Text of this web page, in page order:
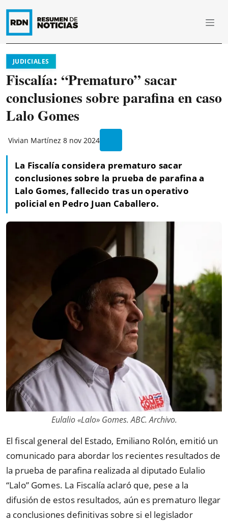
JUDICIALES
Fiscalía: “Prematuro” sacar
conclusiones sobre parafina en caso
Lalo Gomes
Vivian Martínez 8 nov 2024
La Fiscalía considera prematuro sacar
conclusiones sobre la prueba de parafina a
Lalo Gomes, fallecido tras un operativo
policial en Pedro Juan Caballero.
Eulalio «Lalo» Gomes. ABC. Archivo.
El fiscal general del Estado, Emiliano Rolón, emitió un
comunicado para abordar los recientes resultados de
la prueba de parafina realizada al diputado Eulalio
“Lalo” Gomes. La Fiscalía aclaró que, pese a la
difusión de estos resultados, aún es prematuro llegar
a conclusiones definitivas sobre si el legislador